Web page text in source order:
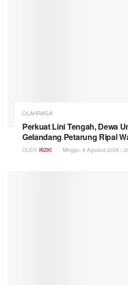
OLAHRAGA
Perkuat Lini Tengah, Dewa
Gelandang Petarung Ripal
OLEH: RIZKI Minggu, 9 Agustus 2026 /